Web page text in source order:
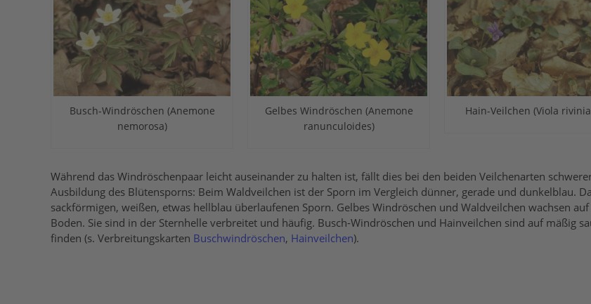
Busch-Windröschen (Anemone
nemorosa)
Gelbes Windröschen (Anemone
ranunculoides)
Hain-Veilchen (Viola
Während das Windröschenpaar leicht auseinander zu halten ist, fällt dies bei den beiden Veilchenarten
Ausbildung des Blütensporns: Beim Waldveilchen ist der Sporn im Vergleich dünner, gerade und dunkelblau.
sackförmigen, weißen, etwas hellblau überlaufenen Sporn. Gelbes Windröschen und Waldveilchen wachsen
Boden. Sie sind in der Sternhelle verbreitet und häufig. Busch-Windröschen und Hainveilchen sind auf mäßig
finden (s. Verbreitungskarten Buschwindröschen, Hainveilchen).